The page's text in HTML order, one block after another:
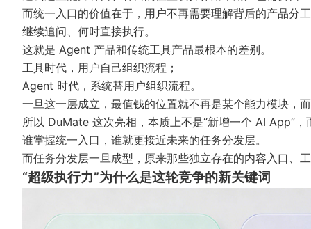
而统一入口的价值在于，用户不再需要理解背后的产品分
继续追问、何时直接执行。
这就是 Agent 产品和传统工具产品最根本的差别。
工具时代，用户自己组织流程；
Agent 时代，系统替用户组织流程。
一旦这一层成立，最值钱的位置就不再是某个能力模块，
所以 DuMate 这次亮相，本质上不是“新增一个 AI App”
谁掌握统一入口，谁就更接近未来的任务分发层。
而任务分发层一旦成型，原来那些独立存在的内容入口、
“超级执行力”为什么是这轮竞争的新关键词